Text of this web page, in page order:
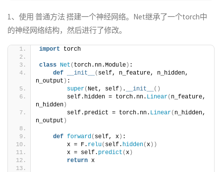
1、使用 普通方法 搭建一个神经网络。Net继承了一个torch中
的神经网络结构，然后进行了修改。
import torch
class Net ( torch.nn.Module) :
def
__init__ ( self, n_feature, n_hidden,
n_output ) :
super( Net, self) . __init__
()
        self.hidden = torch.nn.
Linear( n_feature,
n_hidden)
        self.predict = torch.nn.
Linear( n_hidden,
n_output )
def forward ( self, x) :
        x = F.
relu( self. hidden(x))
        x = self.
predict (x)
return x